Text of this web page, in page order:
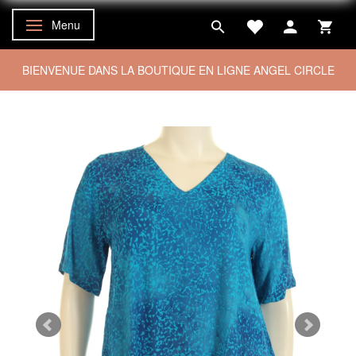
Basculer la navigation
Menu
BIENVENUE DANS LA BOUTIQUE EN LIGNE ANGEL CIRCLE